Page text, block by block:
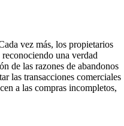
vez más, los propietarios
una verdad
de las razones de abandonos
las transacciones comerciales
a las compras incompletos,